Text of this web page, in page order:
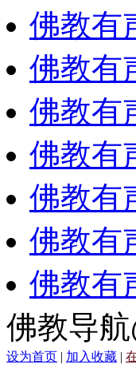
佛教有
佛教有
佛教有
佛教有
佛教有
佛教有
佛教有
佛教导航
设为首页 | 加入收藏 |